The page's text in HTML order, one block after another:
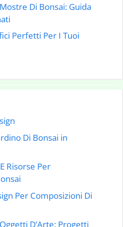
Di Bonsai: Guida
Perfetti Per I Tuoi
Di Bonsai in
Risorse Per
Per Composizioni Di
D’Arte: Progetti